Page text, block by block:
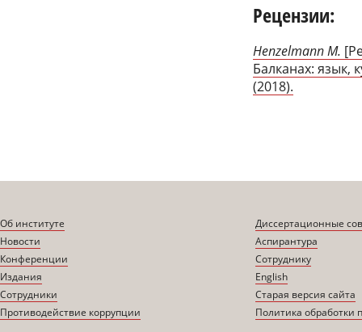
Рецензии:
Henzelmann M.
Балканах: язык,
(2018).
Об институте
Новости
Конференции
Издания
Сотрудники
Противодействие коррупции
Диссертационные
Аспирантура
Сотруднику
English
Старая версия сайта
Политика обработки